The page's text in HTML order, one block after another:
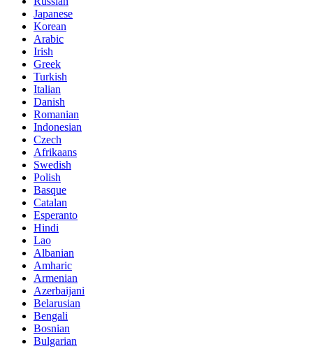
Japanese
Korean
Arabic
Irish
Greek
Turkish
Italian
Danish
Romanian
Indonesian
Czech
Afrikaans
Swedish
Polish
Basque
Catalan
Esperanto
Hindi
Lao
Albanian
Amharic
Armenian
Azerbaijani
Belarusian
Bengali
Bosnian
Bulgarian